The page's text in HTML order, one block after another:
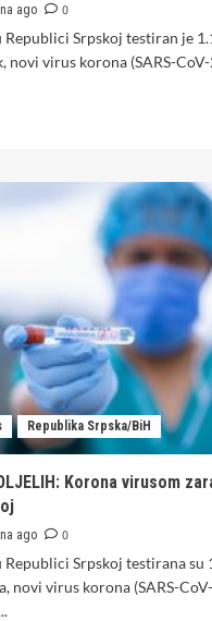
ago
0
Republici Srpskoj testiran je
novi virus korona (SARS-
Republika Srpska/BiH
Korona virusom
ago
0
Republici Srpskoj testirana su
novi virus korona (SARS-